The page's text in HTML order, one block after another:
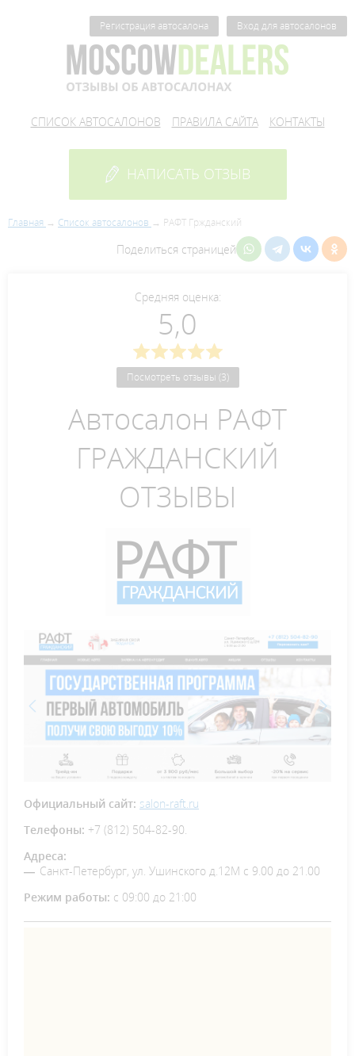
Регистрация автосалона Вход для автосалонов
СПИСОК АВТОСАЛОНОВ ПРАВИЛА САЙТА КОНТАКТЫ
НАПИСАТЬ ОТЗЫВ
Главная Список автосалонов РАФТ Гржданский
Поделиться страницей
Средняя оценка:
5,0
Посмотреть отзывы (3)
Автосалон РАФТ
ГРАЖДАНСКИЙ
ОТЗЫВЫ
Официальный сайт: salon-raft.ru
Телефоны: +7 (812) 504-82-90.
Адреса:
Санкт-Петербург, ул. Ушинского д.12М с 9.00 до 21.00
Режим работы: с 09:00 до 21:00